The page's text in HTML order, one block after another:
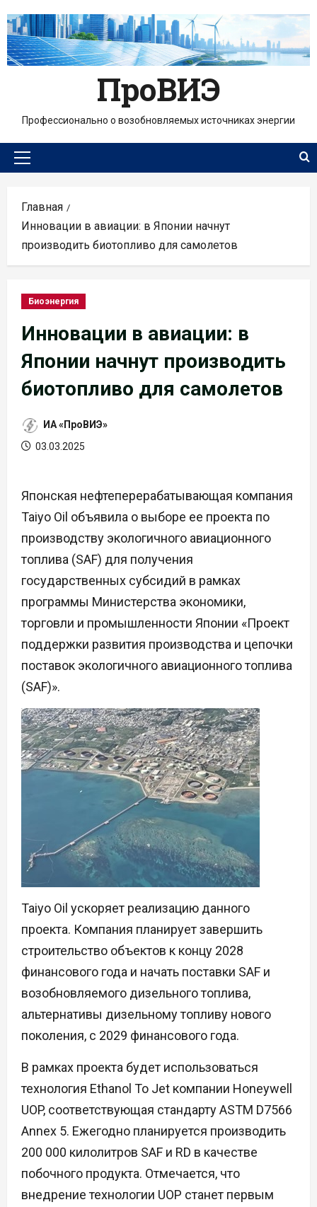
содержимому
ПроВИЭ
Профессионально о возобновляемых источниках энергии
Основное
Главная
Инновации в авиации: в Японии начнут
производить биотопливо для самолетов
Биоэнергия
Инновации в авиации: в
Японии начнут производить
биотопливо для самолетов
ИА «ПроВИЭ»
03.03.2025
Японская нефтеперерабатывающая компания
Taiyo Oil объявила о выборе ее проекта по
производству экологичного авиационного
топлива (SAF) для получения
государственных субсидий в рамках
программы Министерства экономики,
торговли и промышленности Японии «Проект
поддержки развития производства и цепочки
поставок экологичного авиационного топлива
(SAF)».
Taiyo Oil ускоряет реализацию данного
проекта. Компания планирует завершить
строительство объектов к концу 2028
финансового года и начать поставки SAF и
возобновляемого дизельного топлива,
альтернативы дизельному топливу нового
поколения, с 2029 финансового года.
В рамках проекта будет использоваться
технология Ethanol To Jet компании Honeywell
UOP, соответствующая стандарту ASTM D7566
Annex 5. Ежегодно планируется производить
200 000 килолитров SAF и RD в качестве
побочного продукта. Отмечается, что
внедрение технологии UOP станет первым